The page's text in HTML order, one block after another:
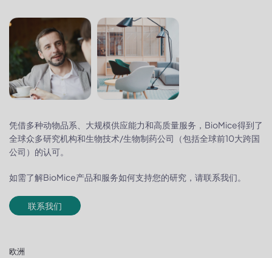
凭借多种动物品系、大规模供应能力和高质量服务，BioMice得到了
全球众多研究机构和生物技术/生物制药公司（包括全球前10大跨国
公司）的认可。
如需了解BioMice产品和服务如何支持您的研究，请联系我们。
联系我们
欧洲